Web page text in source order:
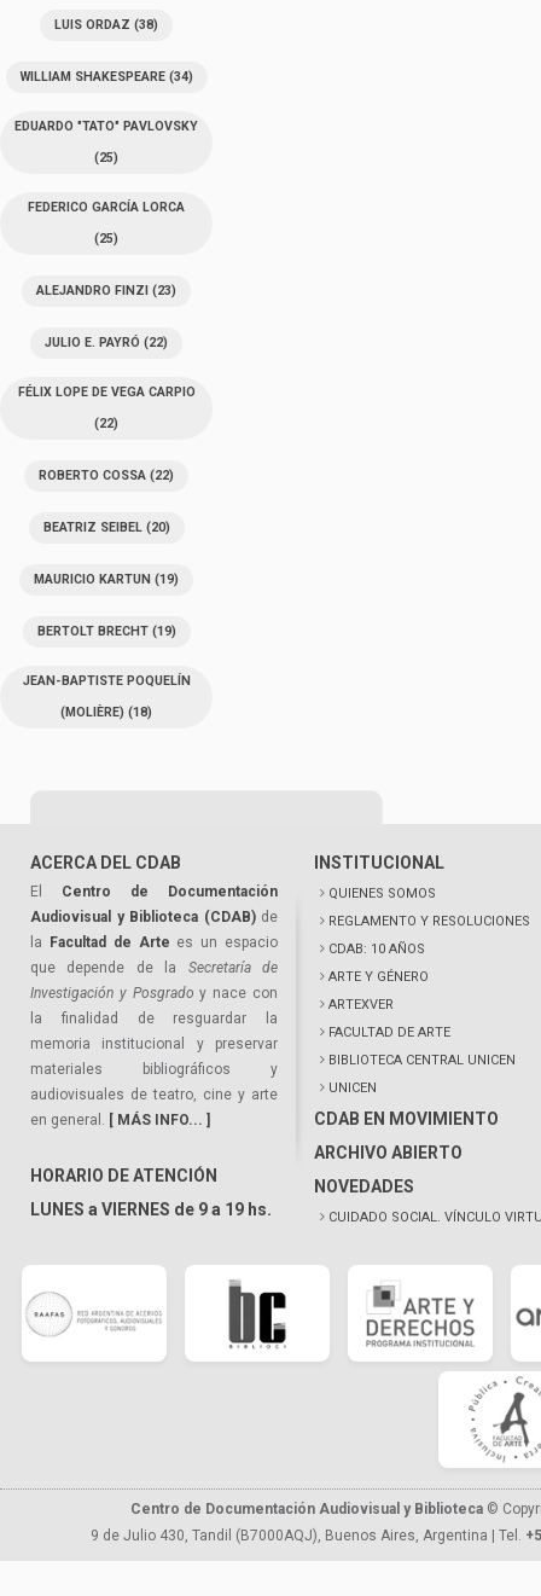
LUIS ORDAZ (38)
WILLIAM SHAKESPEARE(34)
EDUARDO "TATO" PAVLOVSKY
(25)
FEDERICO GARCÍA LORCA
(25)
ALEJANDRO FINZI (23)
JULIO E. PAYRÓ (22)
FÉLIX LOPE DE VEGA CARPIO
(22)
ROBERTO COSSA (22)
BEATRIZ SEIBEL(20)
MAURICIO KARTUN (19)
BERTOLT BRECHT(19)
JEAN-BAPTISTE POQUELÍN
(MOLIÈRE) (18)
ACERCA DEL CDAB
El Centro de Documentación
Audiovisual y Biblioteca (CDAB)de
la
Facultad de Arte es un espacio
que depende de la Secretaría de
Investigación y Posgrado y nace con
la finalidad de resguardar la
memoria institucional y preservar
materiales bibliográficos y
audiovisuales de teatro, cine y arte
en general. [ MÁS INFO... ]
HORARIO DE ATENCIÓN
LUNES a VIERNES de 9 a 19 hs.
INSTITUCIONAL
QUIENES SOMOS
REGLAMENTO Y RESOLUCIONES
CDAB: 10 AÑOS
ARTE Y GÉNERO
ARTEXVER
FACULTAD DE ARTE
BIBLIOTECA CENTRAL UNICEN
UNICEN
CDAB EN MOVIMIENTO
ARCHIVO ABIERTO
NOVEDADES
CUIDADO SOCIAL. VÍNCULO
Centro de Documentación Audiovisual y Biblioteca ©
9 de Julio 430, Tandil (B7000AQJ), Buenos Aires, Argentina | Tel.